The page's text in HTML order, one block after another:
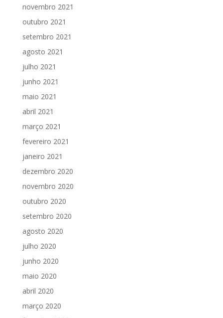
novembro 2021
outubro 2021
setembro 2021
agosto 2021
julho 2021
junho 2021
maio 2021
abril 2021
março 2021
fevereiro 2021
janeiro 2021
dezembro 2020
novembro 2020
outubro 2020
setembro 2020
agosto 2020
julho 2020
junho 2020
maio 2020
abril 2020
março 2020